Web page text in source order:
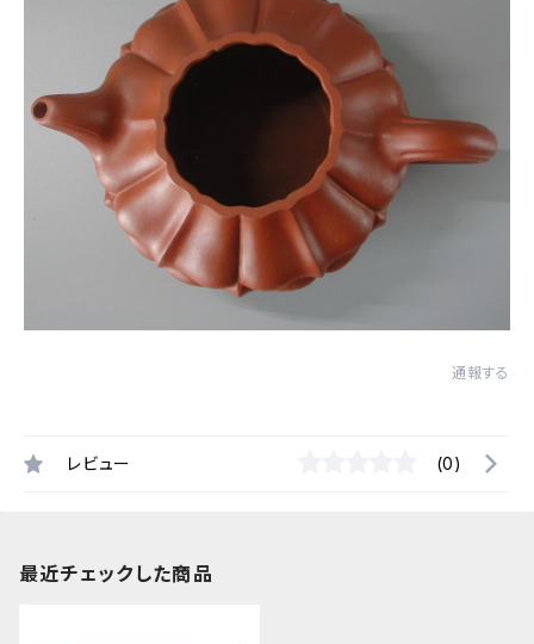
通報する
レビュー (0)
最近チェックした商品